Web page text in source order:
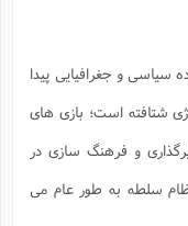
سیاسی و جغرافیایی پیدا
شتافته است؛ بازی های
و فرهنگ سازی در
سلطه به طور عام می